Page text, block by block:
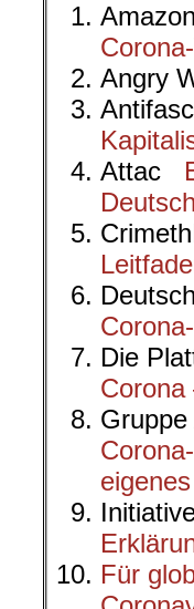
Angry
Attac
Die
Corona
Für